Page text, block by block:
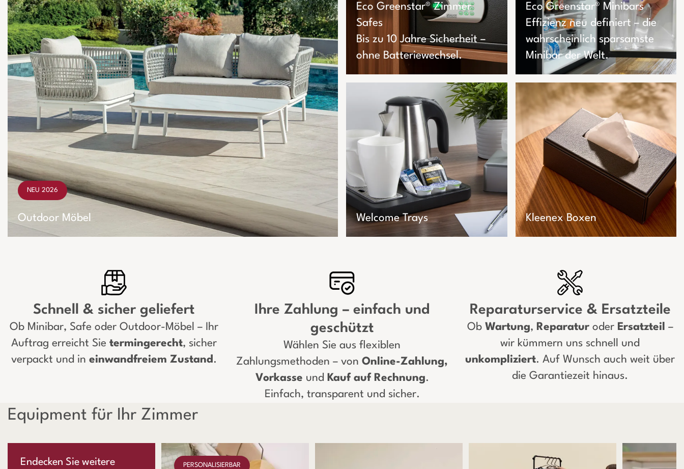
NEU 2026
Outdoor Möbel
Eco Greenstar® Zimmer
Safes
Bis zu 10 Jahre Sicherheit –
ohne Batteriewechsel.
Eco Greenstar® Minibars
Effizienz neu definiert – die
wahrscheinlich sparsamste
Minibar der Welt.
Welcome Trays Kleenex Boxen
Schnell & sicher geliefert
Ob Minibar, Safe oder Outdoor-Möbel – Ihr
Auftrag erreicht Sie termingerecht, sicher
verpackt und in einwandfreiem Zustand .
Ihre Zahlung – einfach und
geschützt
Wählen Sie aus flexiblen
Zahlungsmethoden – von Online-Zahlung,
Vorkasse und Kauf auf Rechnung.
Einfach, transparent und sicher.
Reparaturservice & Ersatzteile
Ob Wartung, Reparaturoder Ersatzteil
–
wir kümmern uns schnell und
unkompliziert. Auf Wunsch auch weit über
die Garantiezeit hinaus.
Equipment für Ihr Zimmer
Endecken Sie weitere
PERSONALISIERBAR